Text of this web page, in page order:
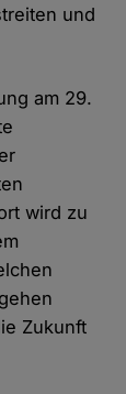
und
am 29.
wird zu
Zukunft